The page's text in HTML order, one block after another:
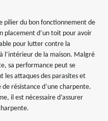
pilier du bon fonctionnement de
placement d’un toit pour avoir
pour lutter contre la
l’intérieur de la maison. Malgré
sa performance peut se
les attaques des parasites et
résistance d’une charpente.
il est nécessaire d’assurer